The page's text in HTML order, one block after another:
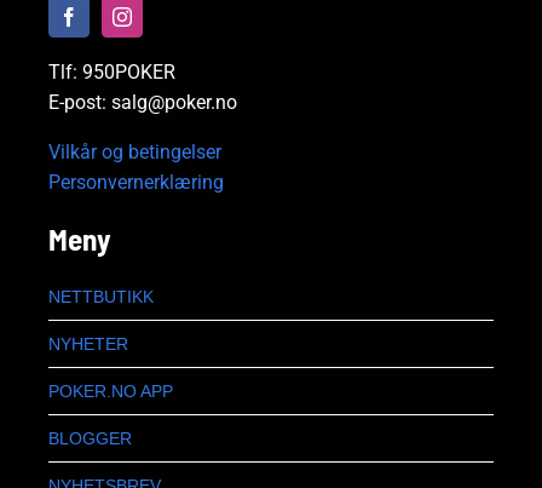
Tlf: 950POKER
E-post: salg@poker.no
Vilkår og betingelser
Personvernerklæring
Meny
NETTBUTIKK
NYHETER
POKER.NO APP
BLOGGER